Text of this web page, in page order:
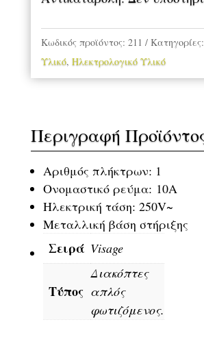
Κωδικός προϊόντος: 211 Κατηγορίες:
Υλικό, Ηλεκτρολογικό Υλικό
Περιγραφή
Αριθμός πλήκτρων: 1
Ονομαστικό ρεύμα: 10A
Ηλεκτρική τάση: 250V~
Μεταλλική βάση στήριξης
Σειρά Visage
Τύπος
Διακόπτες
απλός
φωτιζόμενος.